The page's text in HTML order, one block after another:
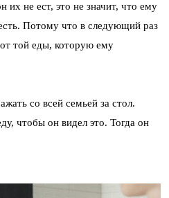
их не ест, это не значит, что ему
Потому что в следующий раз
от той еды, которую ему
со всей семьей за стол.
чтобы он видел это. Тогда он